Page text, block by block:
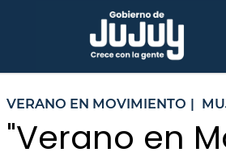
VERANO EN MOVIMIENTO |
"Verano en